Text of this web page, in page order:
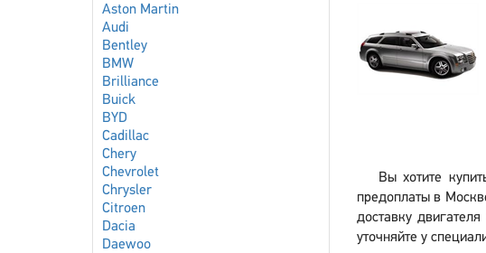
Aston Martin
Audi
Bentley
BMW
Brilliance
Buick
BYD
Cadillac
Chery
Chevrolet
Chrysler
Citroen
Dacia
Daewoo
Вы хотите
предоплаты в
доставку
уточняйте у